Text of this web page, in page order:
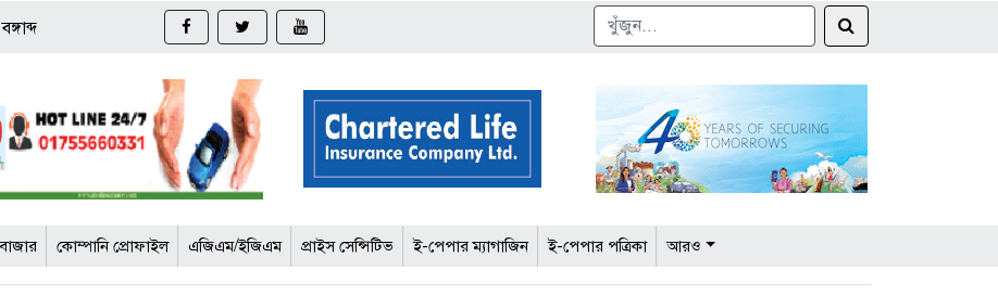
কোম্পানি প্রোফাইল এজিএম/ইজিএম প্রাইস সেন্সিটিভ ই-পেপার ম্যাগাজিন ই-পেপার পত্রিকা আরও